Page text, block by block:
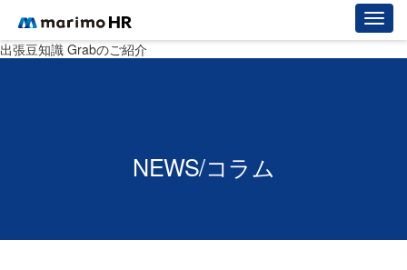
出張豆知識 Grabのご紹介
NEWS/コラム